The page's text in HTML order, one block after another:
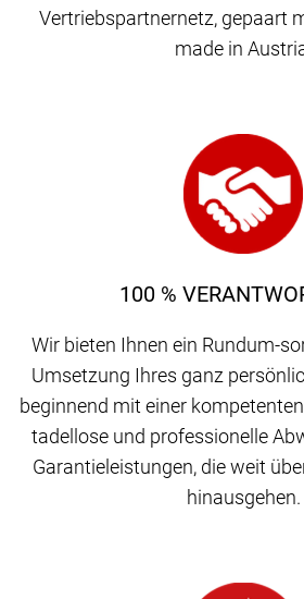
Vertriebspartnernetz, gepaart
made in
100 %
Wir bieten Ihnen ein Rundum-
Umsetzung Ihres ganz
beginnend mit einer
tadellose und professionelle
Garantieleistungen, die weit
hinausgehen.